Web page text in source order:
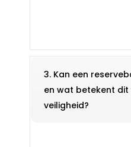
3. Kan een
en wat betekent
veiligheid?